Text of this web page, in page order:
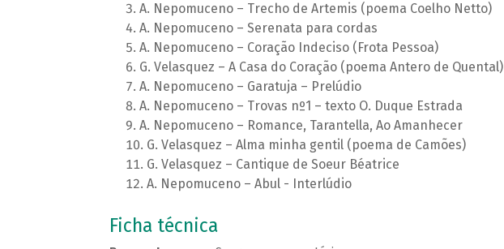
A. Nepomuceno – Trecho de Artemis (poema Coelho Netto)
A. Nepomuceno – Serenata para cordas
A. Nepomuceno – Coração Indeciso (Frota Pessoa)
G. Velasquez – A Casa do Coração (poema Antero de Quental)
A. Nepomuceno – Garatuja – Prelúdio
A. Nepomuceno – Trovas nº1 – texto O. Duque Estrada
A. Nepomuceno – Romance, Tarantella, Ao Amanhecer
G. Velasquez – Alma minha gentil (poema de Camões)
G. Velasquez – Cantique de Soeur Béatrice
A. Nepomuceno – Abul - Interlúdio
Ficha técnica